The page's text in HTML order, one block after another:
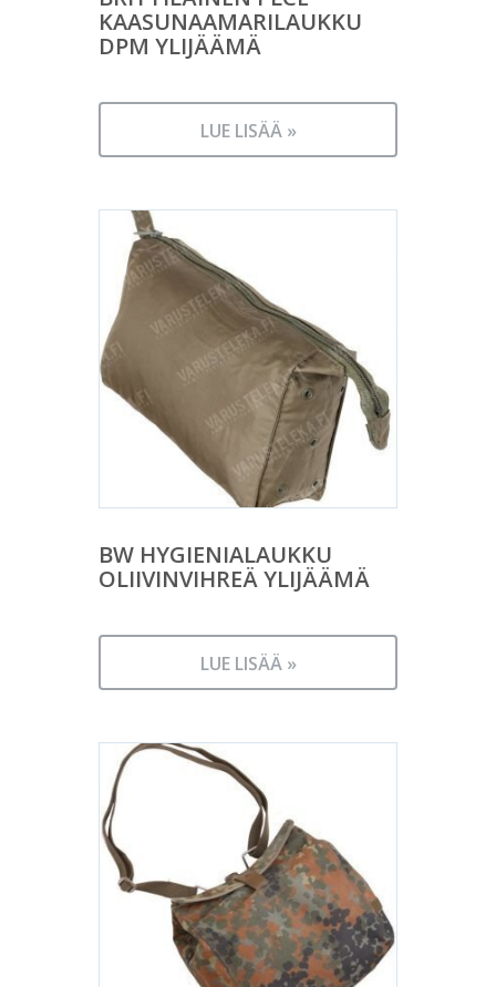
KAASUNAAMARILAUKKU
DPM YLIJÄÄMÄ
LUE LISÄÄ »
BW HYGIENIALAUKKU
OLIIVINVIHREÄ YLIJÄÄMÄ
LUE LISÄÄ »